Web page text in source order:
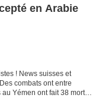
en Arabie
! News suisses et
combats ont entre
Yémen ont fait 38 morts